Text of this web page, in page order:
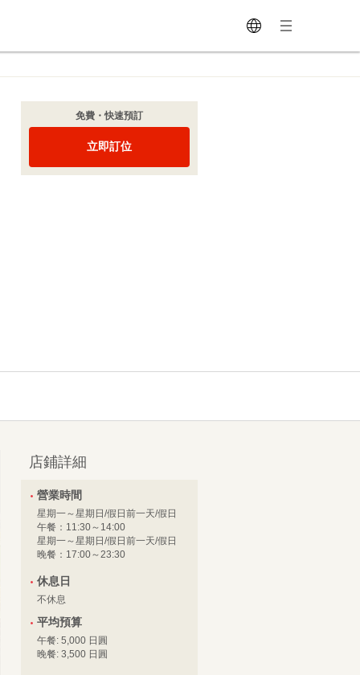
免費・快速預訂
立即訂位
店鋪詳細
營業時間
星期一～星期日/假日前一天/假日
午餐：11:30～14:00
星期一～星期日/假日前一天/假日
晚餐：17:00～23:30
休息日
不休息
平均預算
午餐: 5,000 日圓
晚餐: 3,500 日圓